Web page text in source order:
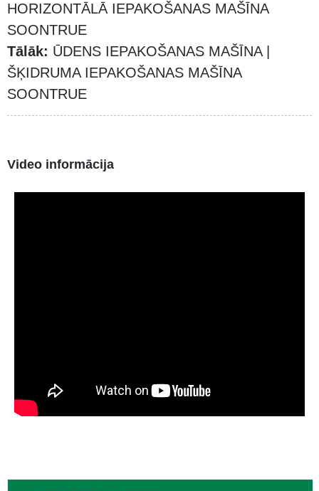
HORIZONTĀLĀ IEPAKOŠANAS MAŠĪNA
SOONTRUE
Tālāk: ŪDENS IEPAKOŠANAS MAŠĪNA |
ŠĶIDRUMA IEPAKOŠANAS MAŠĪNA
SOONTRUE
Video informācija